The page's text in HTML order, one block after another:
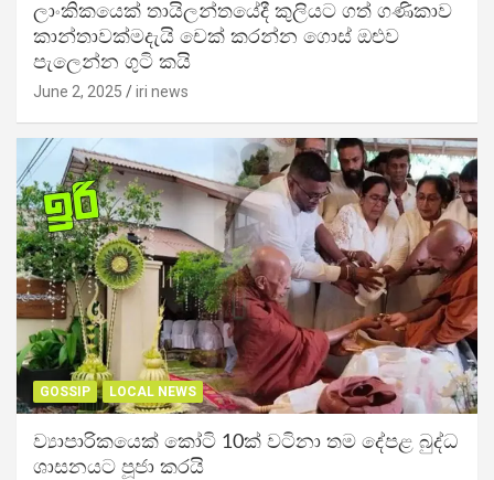
ලාංකිකයෙක් තායිලන්තයේදී කුලියට ගත් ගණිකාව
කාන්තාවක්මදැයි චෙක් කරන්න ගොස් ඔළුව
පැලෙන්න ගුටි කයි
June 2, 2025 iri news
GOSSIP LOCAL NEWS
ව්‍යාපාරිකයෙක් කෝටි 10ක් වටිනා තම දේපළ බුද්ධ
ශාසනයට පූජා කරයි